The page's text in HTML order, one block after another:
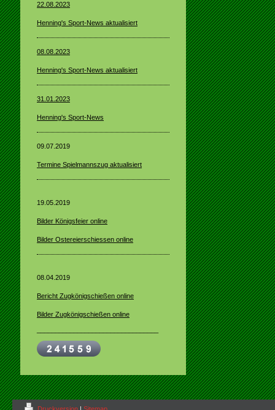
22.08.2023
Henning's Sport-News aktualisiert
08.08.2023
Henning's Sport-News aktualisiert
31.01.2023
Henning's Sport-News
09.07.2019
Termine Spielmannszug aktualisiert
19.05.2019
Bilder Königsfeier online
Bilder Ostereierschiessen online
08.04.2019
Bericht Zugkönigschießen online
Bilder Zugkönigschießen online